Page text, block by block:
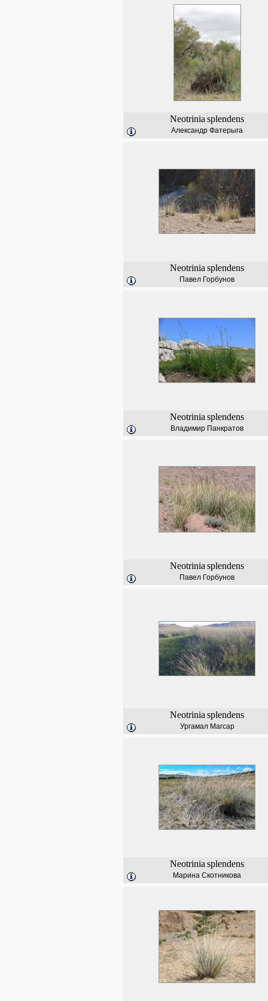
Neotrinia splendens
Александр Фатерыга
Neotrinia splendens
Павел Горбунов
Neotrinia splendens
Владимир Панкратов
Neotrinia splendens
Павел Горбунов
Neotrinia splendens
Ургамал Магсар
Neotrinia splendens
Марина Скотникова